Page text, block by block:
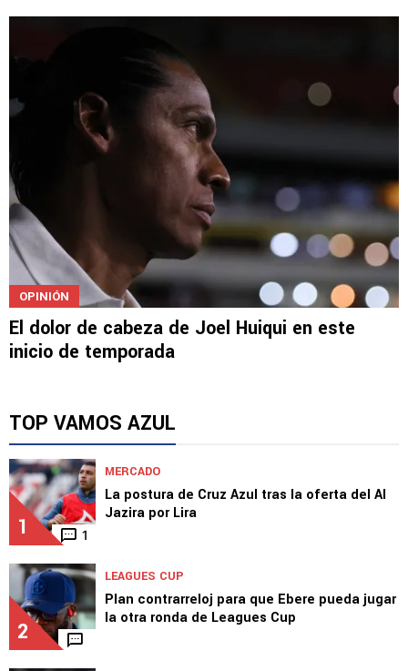
Revela la clave a Huiqui para que Cruz Azul
siga ganando títulos
El dolor de cabeza de Joel Huiqui en este
inicio de temporada
TOP VAMOS AZUL
1 1
La postura de Cruz Azul tras la oferta del Al
Jazira por Lira